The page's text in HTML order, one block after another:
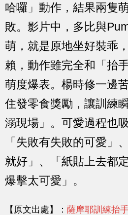
哈囉」動作，結果兩隻
敗。影片中，多比與
萌，就是原地坐好裝乖
賴，動作雖完全和「抬
萌度爆表。楊時修一邊
住發零食獎勵，讓訓練
溺現場」。可愛過程也
「失敗有失敗的可愛」
就好」、「紙貼上去都
爆擊太可愛」。
【原文出處】： 薩摩耶訓練抬